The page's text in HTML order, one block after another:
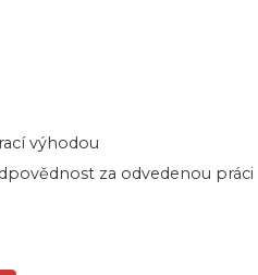
výhodou
za odvedenou práci